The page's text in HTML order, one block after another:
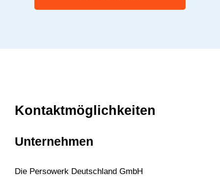
Kontaktmöglichkeiten
Unternehmen
Die Persowerk Deutschland GmbH